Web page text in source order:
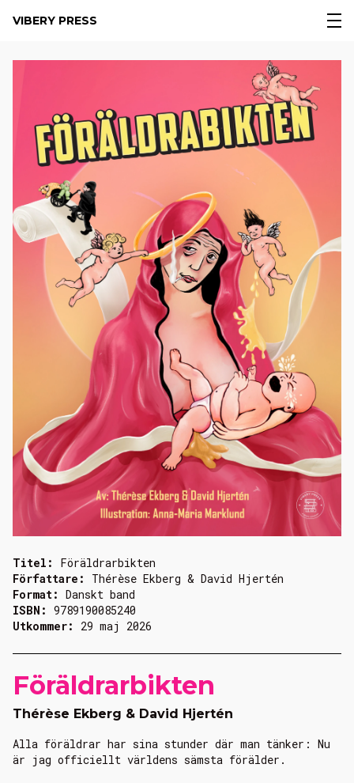
VIBERY PRESS
Föräldrarbikten
Thérèse Ekberg & David Hjertén
Alla föräldrar har sina stunder där man tänker: Nu
är jag officiellt världens sämsta förälder.
Titel: Föräldrarbikten
Författare: Thérèse Ekberg & David Hjertén
Format: Danskt band
ISBN: 9789190085240
Utkommer: 29 maj 2026